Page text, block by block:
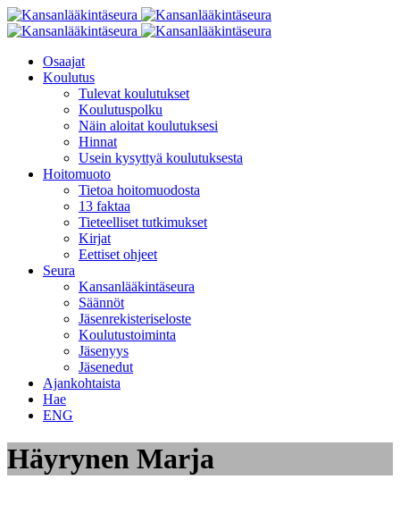
Osaajat
Koulutus
Tulevat koulutukset
Koulutuspolku
Näin aloitat koulutuksesi
Hinnat
Usein kysyttyä koulutuksesta
Hoitomuoto
Tietoa hoitomuodosta
13 faktaa
Tieteelliset tutkimukset
Kirjat
Eettiset ohjeet
Seura
Kansanlääkintäseura
Säännöt
Jäsenrekisteriseloste
Koulutustoiminta
Jäsenyys
Jäsenedut
Ajankohtaista
Hae
ENG
Häyrynen Marja